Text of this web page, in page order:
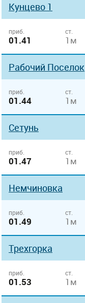
Кунцево 1
приб.
01.41
ст.
1м
Рабочий Поселок
приб.
01.44
ст.
1м
Сетунь
приб.
01.47
ст.
1м
Немчиновка
приб.
01.49
ст.
1м
Трехгорка
приб.
01.53
ст.
1м